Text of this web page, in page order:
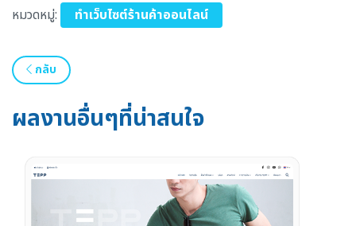
หมวดหมู่: ทำเว็บไซต์ร้านค้าออนไลน์
กลับ
ผลงานอื่นๆที่น่าสนใจ